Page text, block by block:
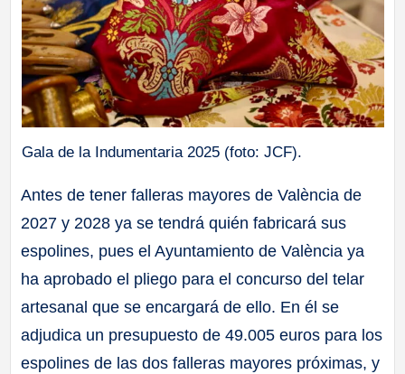
Gala de la Indumentaria 2025 (foto: JCF).
Antes de tener falleras mayores de València de
2027 y 2028 ya se tendrá quién fabricará sus
espolines, pues el Ayuntamiento de València ya
ha aprobado el pliego para el concurso del telar
artesanal que se encargará de ello. En él se
adjudica un presupuesto de 49.005 euros para los
espolines de las dos falleras mayores próximas, y